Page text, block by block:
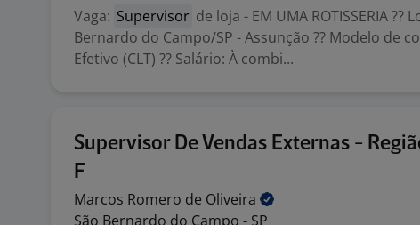
Vaga: Supervisor de loja - EM UMA ROTISSERIA ??
Bernardo do Campo/SP - Assunção ?? Modelo de
Efetivo (CLT) ?? Salário: À combi...
Supervisor De Vendas Externas -
F
Marcos Romero de Oliveira
São Bernardo do Campo - SP